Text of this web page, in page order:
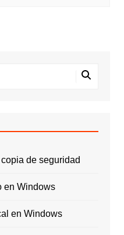
de seguridad
en Windows
en Windows